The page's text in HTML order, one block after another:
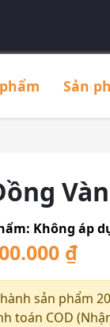
Sản
Không áp
₫
sản phẩm
toán COD